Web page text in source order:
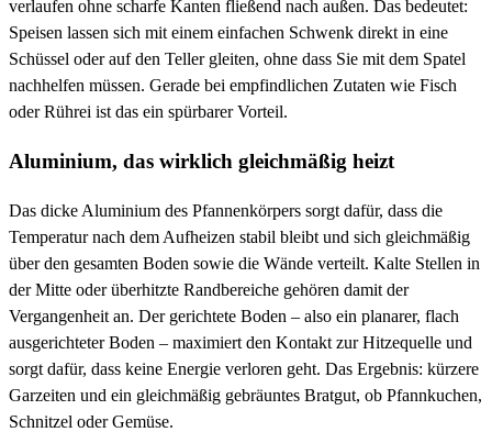
verlaufen ohne scharfe Kanten fließend nach außen. Das bedeutet:
Speisen lassen sich mit einem einfachen Schwenk direkt in eine
Schüssel oder auf den Teller gleiten, ohne dass Sie mit dem Spatel
nachhelfen müssen. Gerade bei empfindlichen Zutaten wie Fisch
oder Rührei ist das ein spürbarer Vorteil.
Aluminium, das wirklich gleichmäßig heizt
Das dicke Aluminium des Pfannenkörpers sorgt dafür, dass die
Temperatur nach dem Aufheizen stabil bleibt und sich gleichmäßig
über den gesamten Boden sowie die Wände verteilt. Kalte Stellen in
der Mitte oder überhitzte Randbereiche gehören damit der
Vergangenheit an. Der gerichtete Boden – also ein planarer, flach
ausgerichteter Boden – maximiert den Kontakt zur Hitzequelle und
sorgt dafür, dass keine Energie verloren geht. Das Ergebnis: kürzere
Garzeiten und ein gleichmäßig gebräuntes Bratgut, ob Pfannkuchen,
Schnitzel oder Gemüse.